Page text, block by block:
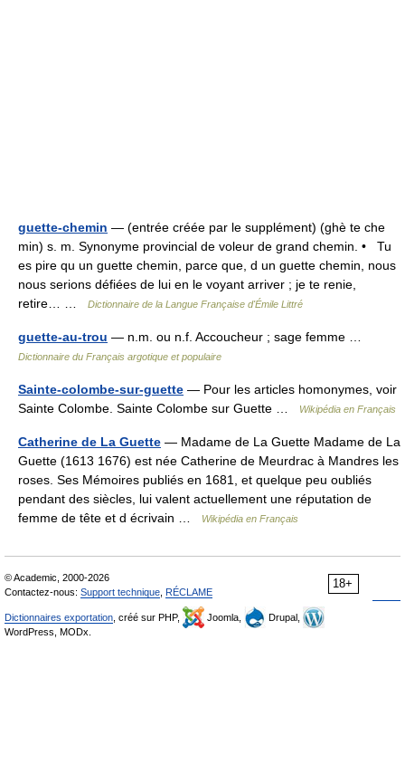
guette-chemin — (entrée créée par le supplément) (ghè te che
min) s. m. Synonyme provincial de voleur de grand chemin. • Tu
es pire qu un guette chemin, parce que, d un guette chemin, nous
nous serions défiées de lui en le voyant arriver ; je te renie,
retire… …
Dictionnaire de la Langue Française d'Émile Littré
guette-au-trou — n.m. ou n.f. Accoucheur ; sage femme …
Dictionnaire du Français argotique et populaire
Sainte-colombe-sur-guette — Pour les articles homonymes, voir
Sainte Colombe. Sainte Colombe sur Guette …
Wikipédia en Français
Catherine de La Guette — Madame de La Guette Madame de La
Guette (1613 1676) est née Catherine de Meurdrac à Mandres les
roses. Ses Mémoires publiés en 1681, et quelque peu oubliés
pendant des siècles, lui valent actuellement une réputation de
femme de tête et d écrivain …
Wikipédia en Français
18+
© Academic, 2000-2026
Contactez-nous: Support technique RÉCLAME
Dictionnaires exportation , créé sur PHP, Joomla,
Drupal,
WordPress, MODx.